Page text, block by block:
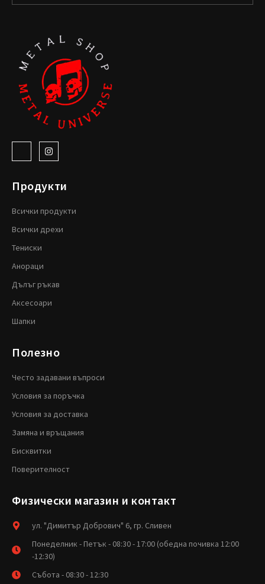
Продукти
Всички продукти
Всички дрехи
Тениски
Анораци
Дълъг ръкав
Аксесоари
Шапки
Полезно
Често задавани въпроси
Условия за поръчка
Условия за доставка
Замяна и връщания
Бисквитки
Поверителност
Физически магазин и контакт
ул. "Димитър Добрович" 6, гр. Сливен
Понеделник - Петък - 08:30 - 17:00 (обедна почивка 12:00
-12:30)
Събота - 08:30 - 12:30